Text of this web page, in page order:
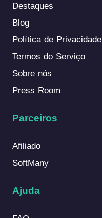
Destaques
Blog
Política de Privacidade
Termos do Serviço
Sobre nós
Press Room
Parceiros
Afiliado
SoftMany
Ajuda